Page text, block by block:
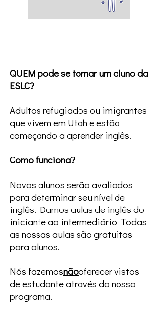
QUEM pode se tornar um aluno da
ESLC?
Adultos refugiados ou imigrantes
que vivem em Utah e estão
começando a aprender inglês.
Como funciona?
Novos alunos serão avaliados
para determinar seu nível de
inglês. Damos aulas de inglês do
iniciante ao intermediário. Todas
as nossas aulas são gratuitas
para alunos.
Nós fazemosnãooferecer vistos
de estudante através do nosso
programa.